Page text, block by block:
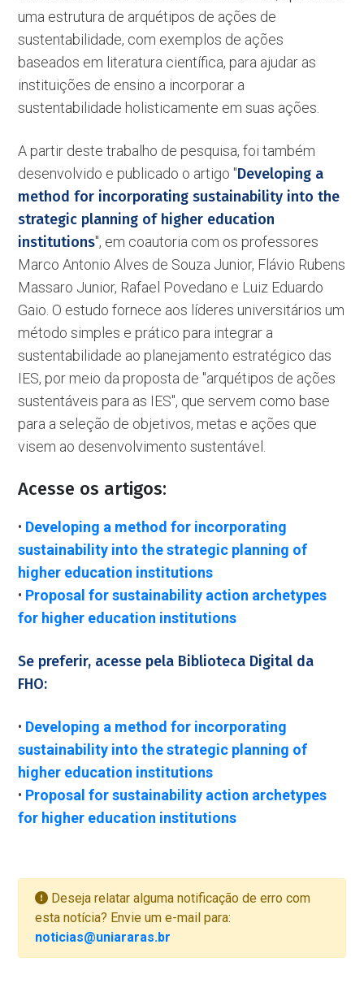
uma estrutura de arquétipos de ações de
sustentabilidade, com exemplos de ações
baseados em literatura científica, para ajudar as
instituições de ensino a incorporar a
sustentabilidade holisticamente em suas ações.
A partir deste trabalho de pesquisa, foi também
desenvolvido e publicado o artigo ''Developing a
method for incorporating sustainability into the
strategic planning of higher education
institutions'', em coautoria com os professores
Marco Antonio Alves de Souza Junior, Flávio Rubens
Massaro Junior, Rafael Povedano e Luiz Eduardo
Gaio. O estudo fornece aos líderes universitários um
método simples e prático para integrar a
sustentabilidade ao planejamento estratégico das
IES, por meio da proposta de ''arquétipos de ações
sustentáveis para as IES'', que servem como base
para a seleção de objetivos, metas e ações que
visem ao desenvolvimento sustentável.
Acesse os artigos:
• Developing a method for incorporating
sustainability into the strategic planning of
higher education institutions
• Proposal for sustainability action archetypes
for higher education institutions
Se preferir, acesse pela Biblioteca Digital da
FHO:
• Developing a method for incorporating
sustainability into the strategic planning of
higher education institutions
• Proposal for sustainability action archetypes
for higher education institutions
Deseja relatar alguma notificação de erro com
esta notícia? Envie um e-mail para:
noticias@uniararas.br